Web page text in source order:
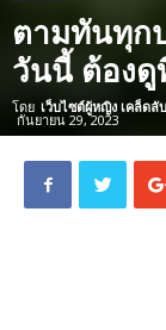
ตามทันทุก
วันนี้ ต้องดู
โดย เว็บไซต์ผู้หญิง เคล็ดลั
กันยายน 29, 2023